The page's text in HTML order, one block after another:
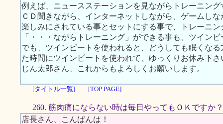
例えば、ニュースステーションを見ながらトレーニン
ＣＤ聞きながら、インターネットしながら、ゲームし
楽しみにされている事とセットにする事で、トレーニ
「・・・ながらトレーニング」ができる事も、ツイン
でも、ツインビートを使われると、どうしても眠くな
た時間にツインビートを使われて、ゆっくりお休み下さ
じん太郎さん、これからもよろしくお願いします。
[タイトル一覧] [TOP PAGE]
260. 筋肉痛にならない時は毎日やってもＯＫですか？
店長さん、こんばんは！